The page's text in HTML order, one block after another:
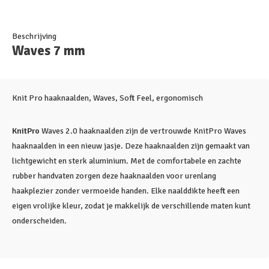
Beschrijving
Waves 7 mm
Knit Pro haaknaalden, Waves, Soft Feel, ergonomisch
KnitPro Waves 2.0 haaknaalden zijn de vertrouwde KnitPro Waves
haaknaalden in een nieuw jasje. Deze haaknaalden zijn gemaakt van
lichtgewicht en sterk aluminium. Met de comfortabele en zachte
rubber handvaten zorgen deze haaknaalden voor urenlang
haakplezier zonder vermoeide handen. Elke naalddikte heeft een
eigen vrolijke kleur, zodat je makkelijk de verschillende maten kunt
onderscheiden.